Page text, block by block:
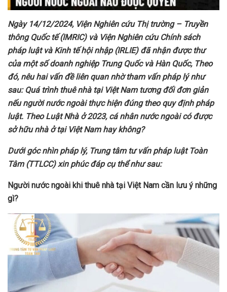
Ngày 14/12/2024, Viện Nghiên cứu Thị trường – Truyền
thông Quốc tế (IMRIC) và Viện Nghiên cứu Chính sách
pháp luật và Kinh tế hội nhập (IRLIE) đã nhận được thư
của một số doanh nghiệp Trung Quốc và Hàn Quốc, Theo
đó, nêu hai vấn đề liên quan nhờ tham vấn pháp lý như
sau: Quá trình thuê nhà tại Việt Nam tương đối đơn giản
nếu người nước ngoài thực hiện đúng theo quy định pháp
luật. Theo Luật Nhà ở 2023, cá nhân nước ngoài có được
sở hữu nhà ở tại Việt Nam hay không?
Dưới góc nhìn pháp lý, Trung tâm tư vấn pháp luật Toàn
Tâm (TTLCC) xin phúc đáp cụ thể như sau:
Người nước ngoài khi thuê nhà tại Việt Nam cần lưu ý những
gì?